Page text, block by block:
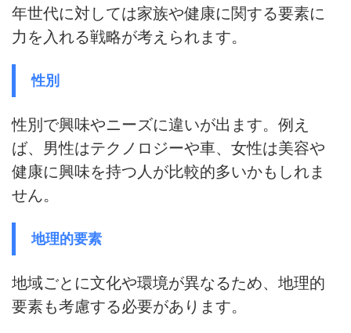
年世代に対しては家族や健康に関する要素に
力を入れる戦略が考えられます。
性別
性別で興味やニーズに違いが出ます。例え
ば、男性はテクノロジーや車、女性は美容や
健康に興味を持つ人が比較的多いかもしれま
せん。
地理的要素
地域ごとに文化や環境が異なるため、地理的
要素も考慮する必要があります。